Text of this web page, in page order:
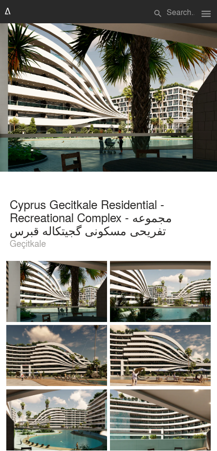
search menu
Cyprus Gecitkale Residential -
Recreational Complex - مجموعه
تفریحی مسکونی گجیتکاله قبرس
Geçitkale